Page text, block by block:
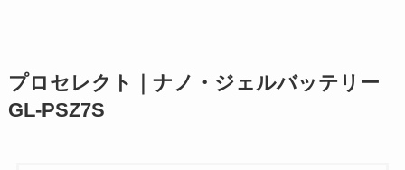
プロセレクト｜ナノ・ジェルバッテリー
GL-PSZ7S